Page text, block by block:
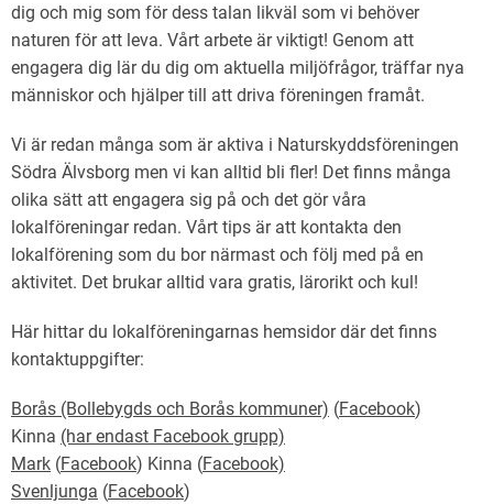
dig och mig som för dess talan likväl som vi behöver
naturen för att leva. Vårt arbete är viktigt! Genom att
engagera dig lär du dig om aktuella miljöfrågor, träffar nya
människor och hjälper till att driva föreningen framåt.
Vi är redan många som är aktiva i Naturskyddsföreningen
Södra Älvsborg men vi kan alltid bli fler! Det finns många
olika sätt att engagera sig på och det gör våra
lokalföreningar redan. Vårt tips är att kontakta den
lokalförening som du bor närmast och följ med på en
aktivitet. Det brukar alltid vara gratis, lärorikt och kul!
Här hittar du lokalföreningarnas hemsidor där det finns
kontaktuppgifter:
Borås (Bollebygds och Borås kommuner) (Facebook)
Kinna (har endast Facebook grupp)
Mark (Facebook) Kinna (Facebook)
Svenljunga (Facebook)